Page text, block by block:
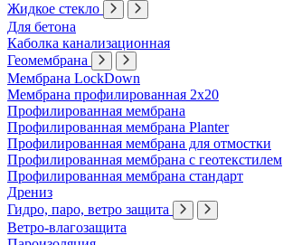
Жидкое стекло
Для бетона
Каболка канализационная
Геомембрана
Мембрана LockDown
Мембрана профилированная 2х20
Профилированная мембрана
Профилированная мембрана Planter
Профилированная мембрана для отмостки
Профилированная мембрана с геотекстилем
Профилированная мембрана стандарт
Дрениз
Гидро, паро, ветро защита
Ветро-влагозащита